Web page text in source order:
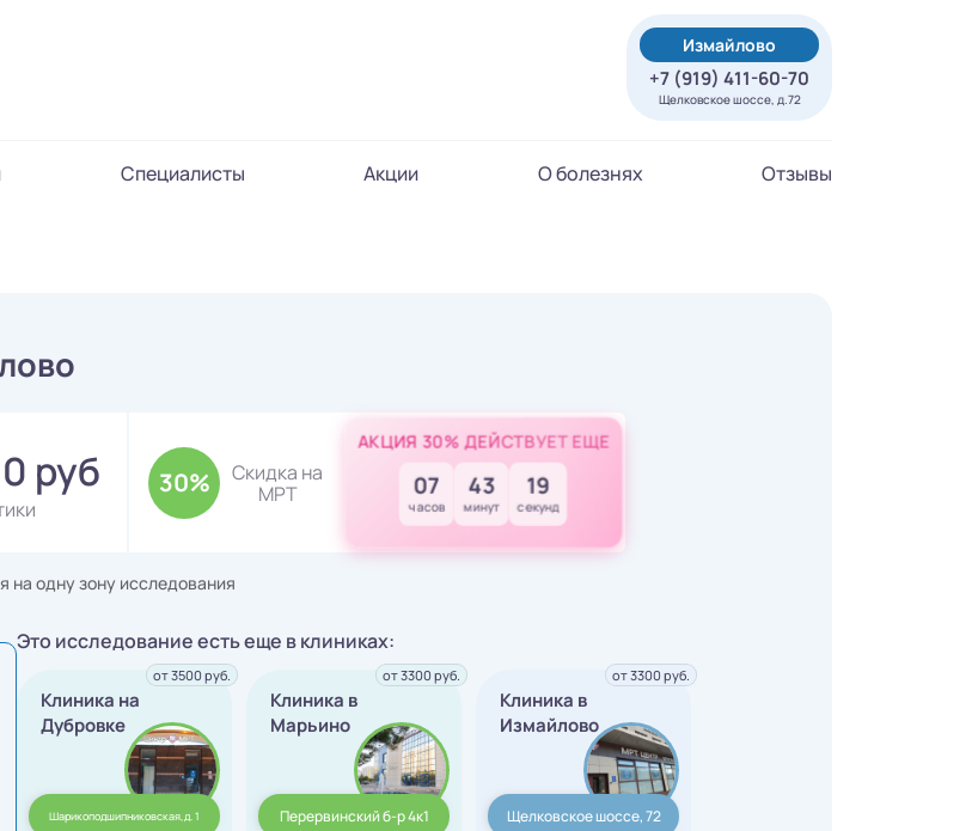
Измайлово
+7 (919) 411-60-70
Щелковское шоссе, д.72
Специалисты Акции О болезнях Отзывы
руб 30%
Скидка на
МРТ
АКЦИЯ 30% ДЕЙСТВУЕТ ЕЩЕ
07
часов
43
минут
18
секунд
на одну зону исследования
Это исследование есть еще в клиниках:
Клиника на
Дубровке
Шарикоподшипниковская,д. 1
от 3500 руб.
Клиника в
Марьино
Перервинский б-р 4к1
от 3300 руб.
Клиника в
Измайлово
Щелковское шоссе, 72
от 3300 руб.